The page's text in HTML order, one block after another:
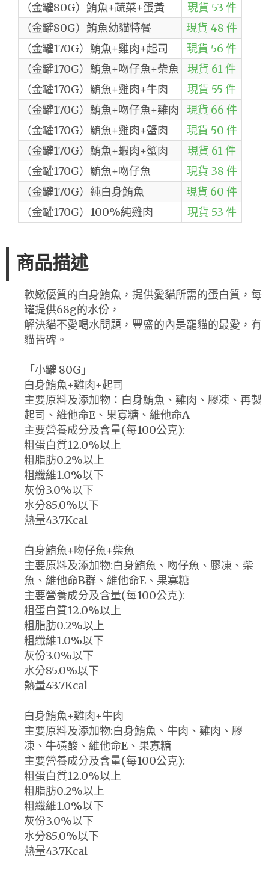
（金罐80G）鮪魚+蔬菜+蛋黃
現貨 53 件
（金罐80G）鮪魚幼貓特餐
現貨 48 件
（金罐170G）鮪魚+雞肉+起司
現貨 56 件
（金罐170G）鮪魚+吻仔魚+柴魚
現貨 61 件
（金罐170G）鮪魚+雞肉+牛肉
現貨 55 件
（金罐170G）鮪魚+吻仔魚+雞肉
現貨 66 件
（金罐170G）鮪魚+雞肉+蟹肉
現貨 50 件
（金罐170G）鮪魚+蝦肉+蟹肉
現貨 61 件
（金罐170G）鮪魚+吻仔魚
現貨 38 件
（金罐170G）純白身鮪魚
現貨 60 件
（金罐170G）100%純雞肉
現貨 53 件
商品描述
軟嫩優質的白身鮪魚，提供愛貓所需的蛋白質，每
罐提供68g的水份，
解決貓不愛喝水問題，豐盛的內是寵貓的最愛，有
貓皆碑。
「小罐 80G」
白身鮪魚+雞肉+起司
主要原料及添加物：白身鮪魚、雞肉、膠凍、再製
起司、維他命E、果寡糖、維他命A
主要營養成分及含量(每100公克):
粗蛋白質12.0%以上
粗脂肪0.2%以上
粗纖維1.0%以下
灰份3.0%以下
水分85.0%以下
熱量43.7Kcal
白身鮪魚+吻仔魚+柴魚
主要原料及添加物:白身鮪魚、吻仔魚、膠凍、柴
魚、維他命B群、維他命E、果寡糖
主要營養成分及含量(每100公克):
粗蛋白質12.0%以上
粗脂肪0.2%以上
粗纖維1.0%以下
灰份3.0%以下
水分85.0%以下
熱量43.7Kcal
白身鮪魚+雞肉+牛肉
主要原料及添加物:白身鮪魚、牛肉、雞肉、膠
凍、牛磺酸、維他命E、果寡糖
主要營養成分及含量(每100公克):
粗蛋白質12.0%以上
粗脂肪0.2%以上
粗纖維1.0%以下
灰份3.0%以下
水分85.0%以下
熱量43.7Kcal